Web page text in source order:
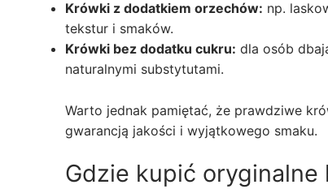
Krówki z dodatkiem orzechów: np.
tekstur i smaków.
Krówki bez dodatku cukru: dla osób
naturalnymi substytutami.
Warto jednak pamiętać, że prawdziwe
gwarancją jakości i wyjątkowego smaku.
Gdzie kupić oryginalne